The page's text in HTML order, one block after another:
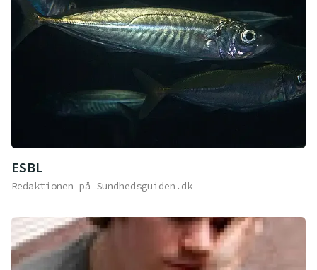
ESBL
Redaktionen på Sundhedsguiden.dk